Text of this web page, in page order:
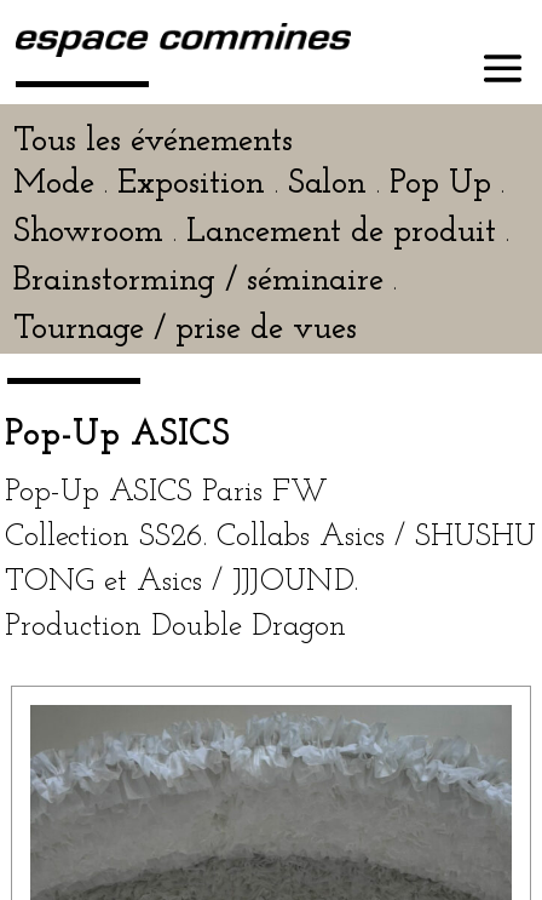
Tous les événements
Mode . Exposition . Salon . Pop Up .
Showroom . Lancement de pro­duit .
Brainstorming / sémi­naire .
Tournage / prise de vues
Pop-Up ASICS
Pop-Up ASICS Paris FW
Collection SS26. Collabs Asics / SHUSHU
TONG et Asics / JJJOUND.
Production Double Dragon